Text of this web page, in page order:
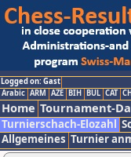
Logged on: Gast
Arabic ARM AZE BIH BUL CAT
Home Tournament-
Turnierschach-Elozahl
Allgemeines Turnier